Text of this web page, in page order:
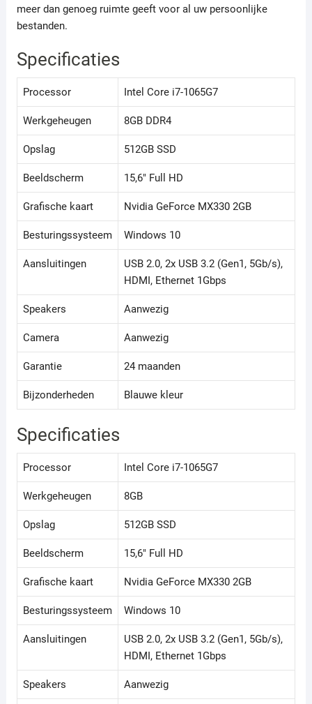
meer dan genoeg ruimte geeft voor al uw persoonlijke
bestanden.
Specificaties
Processor Intel Core i7-1065G7
Werkgeheugen 8GB DDR4
Opslag 512GB SSD
Beeldscherm 15,6" Full HD
Grafische kaart Nvidia GeForce MX330 2GB
Besturingssysteem Windows 10
Aansluitingen
USB 2.0, 2x USB 3.2 (Gen1, 5Gb/s),
HDMI, Ethernet 1Gbps
Speakers Aanwezig
Camera Aanwezig
Garantie 24 maanden
Bijzonderheden Blauwe kleur
Specificaties
Processor Intel Core i7-1065G7
Werkgeheugen 8GB
Opslag 512GB SSD
Beeldscherm 15,6" Full HD
Grafische kaart Nvidia GeForce MX330 2GB
Besturingssysteem Windows 10
Aansluitingen
USB 2.0, 2x USB 3.2 (Gen1, 5Gb/s),
HDMI, Ethernet 1Gbps
Speakers Aanwezig